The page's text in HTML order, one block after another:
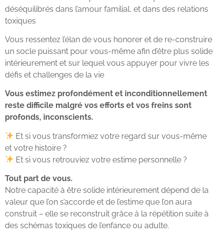
déséquilibrés dans l’amour familial, et dans des relations
toxiques
Vous ressentez l’élan de vous honorer et de re-construire
un socle puissant pour vous-même afin d’être plus solide
intérieurement et sur lequel vous appuyer pour vivre les
défis et challenges de la vie
Vous estimez profondément et inconditionnellement
reste difficile malgré vos efforts et vos freins sont
profonds, inconscients.
Et si vous transformiez votre regard sur vous-même
et votre histoire ?
Et si vous retrouviez votre estime personnelle ?
Tout part de vous.
Notre capacité à être solide intérieurement dépend de la
valeur que l’on s’accorde et de l’estime que l’on aura
construit – elle se reconstruit grâce à la répétition suite à
des schémas toxiques de l’enfance ou adulte.